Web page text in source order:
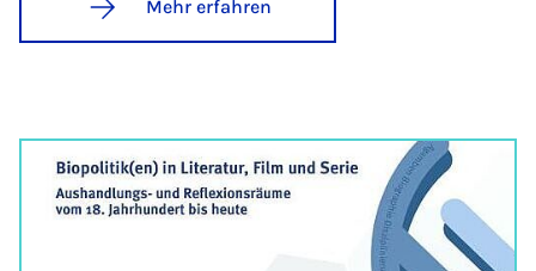
Mehr erfahren